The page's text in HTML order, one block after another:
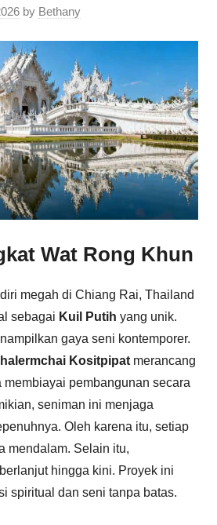
by Bethany
Wat Rong Khun
megah di Chiang Rai, Thailand
sebagai Kuil Putih yang unik.
gaya seni kontemporer.
Kositpipat merancang
membiayai pembangunan secara
seniman ini menjaga
Oleh karena itu, setiap
mendalam. Selain itu,
hingga kini. Proyek ini
spiritual dan seni tanpa batas.